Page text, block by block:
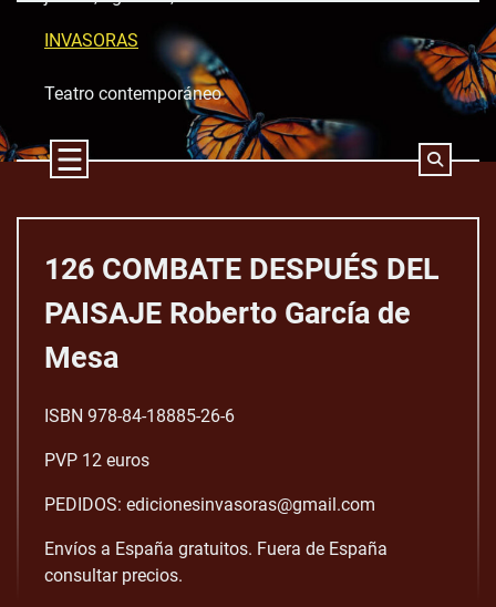
INVASORAS
Teatro contemporáneo
126 COMBATE DESPUÉS DEL
PAISAJE Roberto García de
Mesa
ISBN 978-84-18885-26-6
PVP 12 euros
PEDIDOS: edicionesinvasoras@gmail.com
Envíos a España gratuitos. Fuera de España
consultar precios.